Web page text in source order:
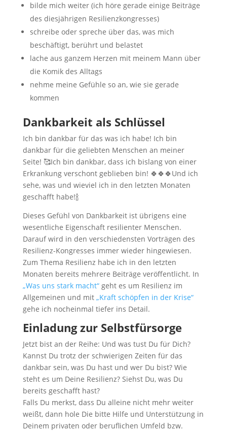
bilde mich weiter (ich höre gerade einige Beiträge
des diesjährigen Resilienzkongresses)
schreibe oder spreche über das, was mich
beschäftigt, berührt und belastet
lache aus ganzem Herzen mit meinem Mann über
die Komik des Alltags
nehme meine Gefühle so an, wie sie gerade
kommen
Dankbarkeit als Schlüssel
Ich bin dankbar für das was ich habe! Ich bin
dankbar für die geliebten Menschen an meiner
Seite! 🥰Ich bin dankbar, dass ich bislang von einer
Erkrankung verschont geblieben bin! 🍀🍀🍀Und ich
sehe, was und wieviel ich in den letzten Monaten
geschafft habe!🍾
Dieses Gefühl von Dankbarkeit ist übrigens eine
wesentliche Eigenschaft resilienter Menschen.
Darauf wird in den verschiedensten Vorträgen des
Resilienz-Kongresses immer wieder hingewiesen.
Zum Thema Resilienz habe ich in den letzten
Monaten bereits mehrere Beiträge veröffentlicht. In
„Was uns stark macht“geht es um Resilienz im
Allgemeinen und mit „Kraft schöpfen in der Krise“
gehe ich nocheinmal tiefer ins Detail.
Einladung zur Selbstfürsorge
Jetzt bist an der Reihe: Und was tust Du für Dich?
Kannst Du trotz der schwierigen Zeiten für das
dankbar sein, was Du hast und wer Du bist? Wie
steht es um Deine Resilienz? Siehst Du, was Du
bereits geschafft hast?
Falls Du merkst, dass Du alleine nicht mehr weiter
weißt, dann hole Die bitte Hilfe und Unterstützung in
Deinem privaten oder beruflichen Umfeld bzw.